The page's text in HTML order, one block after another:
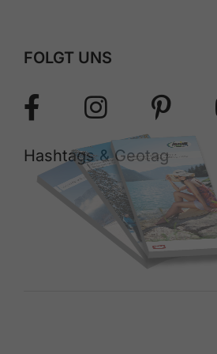
FOLGT UNS
Hashtags & Geotag